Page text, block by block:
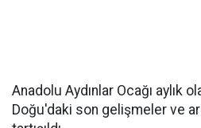
Anadolu Aydınlar Ocağı aylık
Doğu'daki son gelişmeler ve